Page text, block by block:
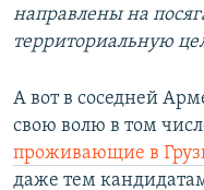
направлены на
территориальную
А вот в соседней
свою волю в том
проживающие в
даже тем